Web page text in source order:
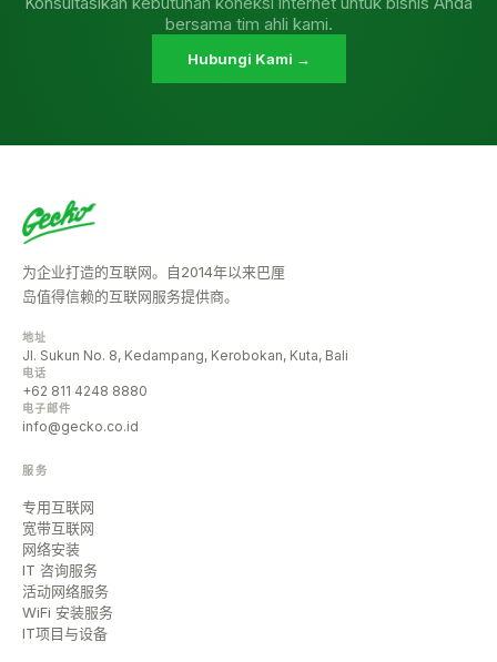
bersama tim ahli kami.
Hubungi Kami →
为企业打造的互联网。自2014年以来巴厘
岛值得信赖的互联网服务提供商。
地址
Jl. Sukun No. 8, Kedampang, Kerobokan, Kuta, Bali
电话
+62 811 4248 8880
电子邮件
info@gecko.co.id
服务
专用互联网
宽带互联网
网络安装
IT 咨询服务
活动网络服务
WiFi 安装服务
IT项目与设备